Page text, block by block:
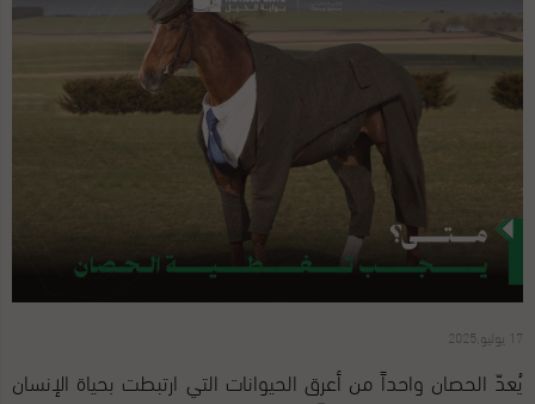
17 يوليو,2025
يُعدّ الحصان واحداً من أعرق الحيوانات التي ارتبطت بحياة الإنسان